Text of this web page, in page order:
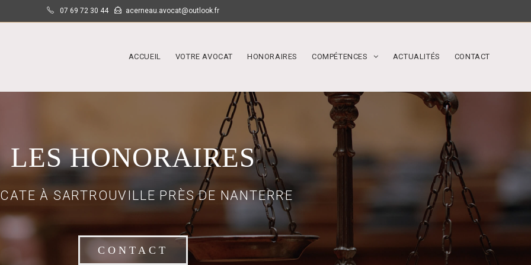
07 69 72 30 44 acerneau.avocat@outlook.fr
ACCUEIL VOTRE AVOCAT HONORAIRES COMPÉTENCES ACTUALITÉS CONTACT
LES HONORAIRES
À SARTROUVILLE PRÈS DE NANTERRE
CONTACT